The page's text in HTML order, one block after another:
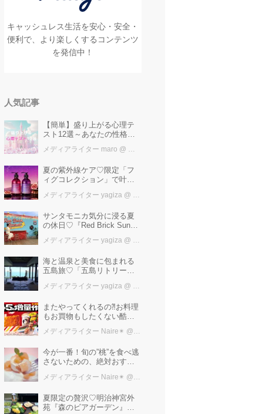
キャッシュレス生活を安心・安全・
便利で、より楽しくするコンテンツ
を発信中！
人気記事
【簡単】盛り上がる心理テ
スト12選～あなたの性格を
メディアライター maro @ カワコレメディア編集部
夏の紫外線ケア♡限定「フ
ィグコレクション」で叶え
メディアライター yagiza @ カワコレメディア編集部
サンタモニカ気分に浸る夏
の休日♡『Red Brick Sunset
レンガ倉庫】
メディアライター yagiza @ カワコレメディア編集部
海と温泉と美食に包まれる
五島旅♡「五島リトリート
極上ご褒美ステイ
メディアライター yagiza @ カワコレメディア編集部
またやってくれるの⁈お料理
もお買物もしたくない酷暑
けば増量中！！
メディアライター Naire✴︎ @ カワコレメディア編集部
今が一番！旬の”桃”を食べ逃
さないための、絶対おすす
メディアライター Naire✴︎ @ カワコレメディア編集部
夏限定の贅沢♡明治神宮外
苑『森のビアガーデン』で